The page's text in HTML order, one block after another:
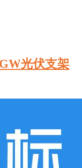
光伏支架